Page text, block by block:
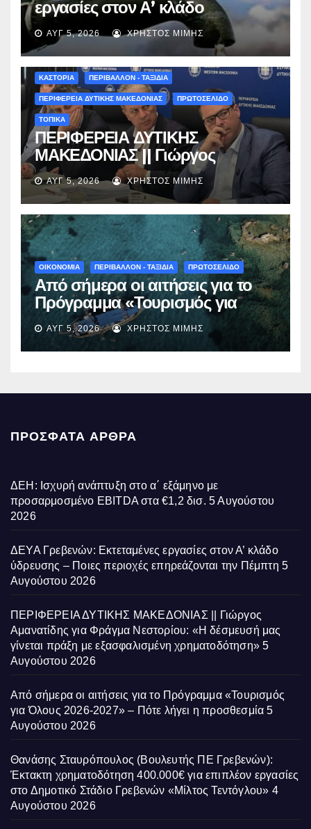
εργασίες στον Α’ κλάδο
ύδρευσης – Ποιες περιοχές
επηρεάζονται την Πέμπτη
ΑΥΓ 5, 2026 ΧΡΉΣΤΟΣ ΜΊΜΗΣ
ΚΑΣΤΟΡΙΑ ΠΕΡΙΒΑΛΛΟΝ - ΤΑΞΙΔΙΑ
ΠΕΡΙΦΕΡΕΙΑ ΔΥΤΙΚΗΣ ΜΑΚΕΔΟΝΙΑΣ ΠΡΩΤΟΣΕΛΙΔΟ
ΤΟΠΙΚΑ
ΠΕΡΙΦΕΡΕΙΑ ΔΥΤΙΚΗΣ
ΜΑΚΕΔΟΝΙΑΣ || Γιώργος
Αμανατίδης για Φράγμα
Νεστορίου: «Η δέσμευσή μας
γίνεται πράξη με εξασφαλισμένη
χρηματοδότηση»
ΑΥΓ 5, 2026 ΧΡΉΣΤΟΣ ΜΊΜΗΣ
ΟΙΚΟΝΟΜΙΑ ΠΕΡΙΒΑΛΛΟΝ - ΤΑΞΙΔΙΑ ΠΡΩΤΟΣΕΛΙΔΟ
Από σήμερα οι αιτήσεις για το
Πρόγραμμα «Τουρισμός για
Όλους 2026-2027» – Πότε λήγει
η προσθεσμία
ΑΥΓ 5, 2026 ΧΡΉΣΤΟΣ ΜΊΜΗΣ
ΠΡΌΣΦΑΤΑ ΆΡΘΡΑ
ΔΕΗ: Ισχυρή ανάπτυξη στο α΄ εξάμηνο με
προσαρμοσμένο EBITDA στα €1,2 δισ. 5 Αυγούστου
2026
ΔΕΥΑ Γρεβενών: Εκτεταμένες εργασίες στον Α’ κλάδο
ύδρευσης – Ποιες περιοχές επηρεάζονται την Πέμπτη 5
Αυγούστου 2026
ΠΕΡΙΦΕΡΕΙΑ ΔΥΤΙΚΗΣ ΜΑΚΕΔΟΝΙΑΣ || Γιώργος
Αμανατίδης για Φράγμα Νεστορίου: «Η δέσμευσή μας
γίνεται πράξη με εξασφαλισμένη χρηματοδότηση» 5
Αυγούστου 2026
Από σήμερα οι αιτήσεις για το Πρόγραμμα «Τουρισμός
για Όλους 2026-2027» – Πότε λήγει η προσθεσμία 5
Αυγούστου 2026
Θανάσης Σταυρόπουλος (Βουλευτής ΠΕ Γρεβενών):
Έκτακτη χρηματοδότηση 400.000€ για επιπλέον εργασίες
στο Δημοτικό Στάδιο Γρεβενών «Μίλτος Τεντόγλου» 4
Αυγούστου 2026